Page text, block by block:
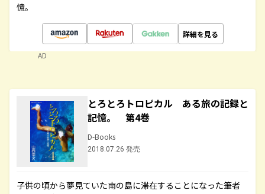
憶。
詳細を見る
AD
とろとろトロピカル ある旅の記録と
記憶。 第4巻
D-Books
2018.07.26 発売
子供の頃から夢見ていた南の島に滞在することになった筆者